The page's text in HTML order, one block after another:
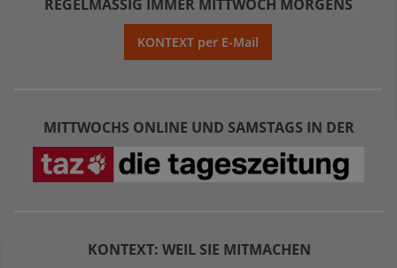
REGELMÄSSIG IMMER MITTWOCH MORGENS
KONTEXT per E-Mail
MITTWOCHS ONLINE UND SAMSTAGS IN DER
KONTEXT: WEIL SIE MITMACHEN